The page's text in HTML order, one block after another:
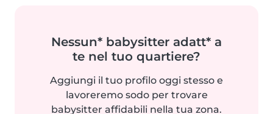
Nessun* babysitter adatt* a
te nel tuo quartiere?
Aggiungi il tuo profilo oggi stesso e
lavoreremo sodo per trovare
babysitter affidabili nella tua zona.